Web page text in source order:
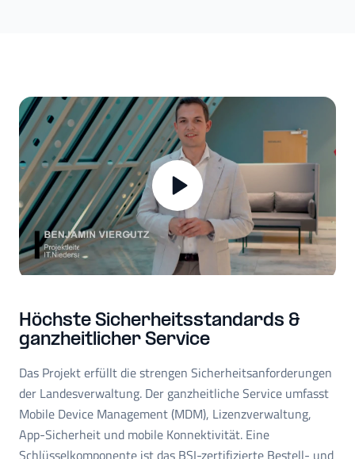
Höchste Sicherheitsstandards &
ganzheitlicher Service
Das Projekt erfüllt die strengen Sicherheitsanforderungen
der Landesverwaltung. Der ganzheitliche Service umfasst
Mobile Device Management (MDM), Lizenzverwaltung,
App-Sicherheit und mobile Konnektivität. Eine
Schlüsselkomponente ist das BSI-zertifizierte Bestell- und